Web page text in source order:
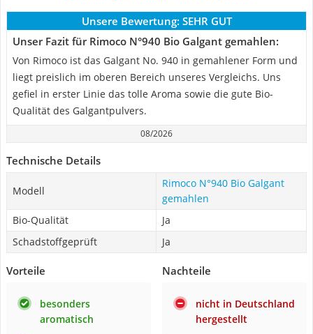
Unsere Bewertung: SEHR GUT
Unser Fazit für Rimoco N°940 Bio Galgant gemahlen:
Von Rimoco ist das Galgant No. 940 in gemahlener Form und
liegt preislich im oberen Bereich unseres Vergleichs. Uns
gefiel in erster Linie das tolle Aroma sowie die gute Bio-
Qualität des Galgantpulvers.
08/2026
Technische Details
Modell
Rimoco N°940 Bio Galgant
gemahlen
Bio-Qualität
Ja
Schadstoffgeprüft
Ja
Vorteile
besonders
aromatisch
Nachteile
nicht in Deutschland
hergestellt